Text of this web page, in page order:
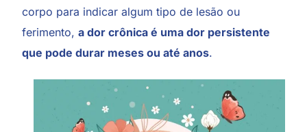
corpo para indicar algum tipo de lesão ou
ferimento,a dor crônica é uma dor persistente
que pode durar meses ou até anos.